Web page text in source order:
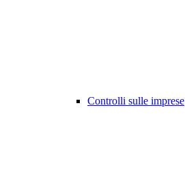
Controlli sulle imprese